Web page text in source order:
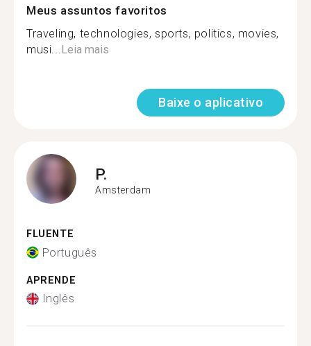
Meus assuntos favoritos
Traveling, technologies, sports, politics, movies,
musi...Leia mais
Baixe o aplicativo
P.
Amsterdam
FLUENTE
Português
APRENDE
Inglês